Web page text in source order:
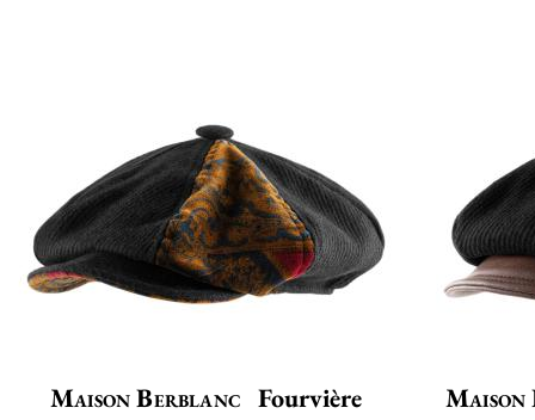
Maison Berblanc Fourvière